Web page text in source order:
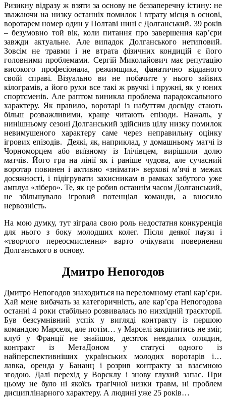
Ризикну відразу ж взяти за основу не беззаперечну істину: не
зважаючи на низку останніх помилок і втрату місця в основі,
воротарем номер один у Полтаві нині є Долганський. 39 років
– безумовно той вік, коли питання про завершення кар’єри
завжди актуальне. Але випадок Долганського нетиповий.
Зовсім не травми і не втрата фізичних кондицій є його
головними проблемами. Сергій Миколайович має репутацію
високого професіонала, режимщика, фанатично відданого
своїй справі. Візуально ви не побачите у нього зайвих
кілограмів, а його рухи все такі ж рвучкі і пружні, як у юних
спортсменів. Але раптом виникла проблема парадоксального
характеру. Як правило, воротарі із набуттям досвіду стають
більш розважливими, краще читають епізоди. Нажаль, у
нинішньому сезоні Долганський здійснив цілу низку помилок
невимушеного характеру саме через неправильну оцінку
ігрових епізодів. Деякі, як, наприклад, у домашньому матчі із
Чорноморцем або виїзному із Ілічівцем, вирішили долю
матчів. Його гра на лінії як і раніше чудова, але сучасний
воротар повинен і активно «знімати» верхові м’ячі в межах
досяжності, і підігрувати захисникам в рамках забутого уже
амплуа «ліберо». Те, як це робив останнім часом Долганський,
не збільшувало ігровий потенціал команди, а вносило
нервозність.
На мою думку, тут зіграла свою роль недостатня конкуренція
для нього з боку молодших колег. Після деякої паузи і
«творчого переосмислення» варто очікувати повернення
Долганського в основу.
Дмитро Непогодов
Дмитро Непогодов знаходиться на переломному етапі кар’єри.
Хай мене вибачать за категоричність, але кар’єра Непогодова
останні 4 роки стабільно розвивалась по низхідній траєкторії.
Був безсумнівний успіх у вигляді контракту із першою
командою Марселя, але потім… у Марселі закріпитись не зміг,
клуб у Франції не знайшов, десяток невдалих оглядин,
контракт із МетаДоном у статусі одного із
найперспективніших українських молодих воротарів і…
лавка, оренда у Бананц і розрив контракту за взаємною
згодою. Далі перехід у Ворсклу і знову глухий запас. При
цьому не було ні якоїсь трагічної низки травм, ні проблем
дисциплінарного характеру. А людині уже 25 років…